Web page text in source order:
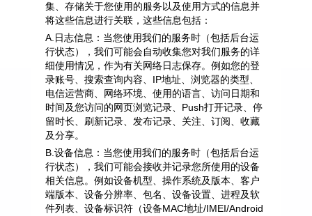
集、存储关于您使用的服务以及使用方式的信息并
将这些信息进行关联，这些信息包括：
A.日志信息：当您使用我们的服务时（包括后台运
行状态），我们可能会自动收集您对我们服务的详
细使用情况，作为有关网络日志保存。例如您的登
录账号、搜索查询内容、IP地址、浏览器的类型、
电信运营商、网络环境、使用的语言、访问日期和
时间及您访问的网页浏览记录、Push打开记录、停
留时长、刷新记录、发布记录、关注、订阅、收藏
及分享。
B.设备信息：当您使用我们的服务时（包括后台运
行状态），我们可能会接收并记录您所使用的设备
相关信息。例如设备机型、操作系统及版本、客户
端版本、设备分辨率、包名、设备设置、进程及软
件列表、设备标识符（设备MAC地址/IMEI/Android